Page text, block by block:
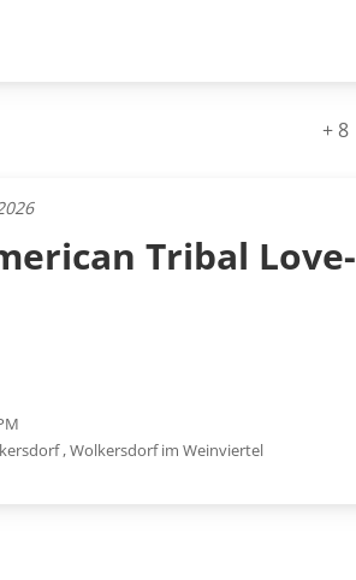
+ 8
Tribal Love­-
,Wolkersdorf im Weinviertel